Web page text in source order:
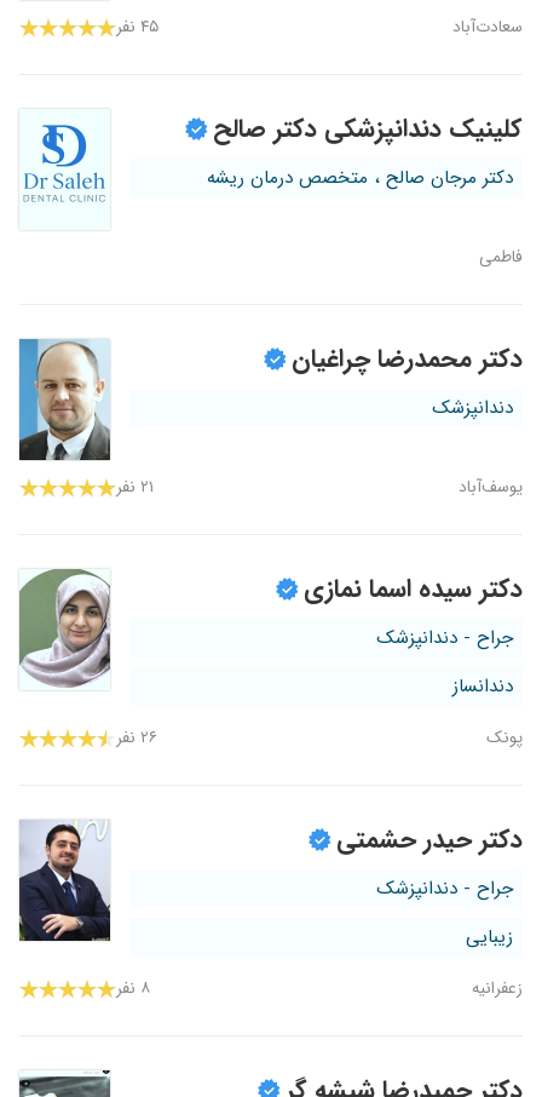
سعادت‌آباد ۴۵ نفر
کلینیک دندانپزشکی دکتر صالح
دکتر مرجان صالح ، متخصص درمان ریشه
فاطمی
دکتر محمدرضا چراغیان
دندانپزشک
یوسف‌آباد ۲۱ نفر
دکتر سیده اسما نمازی
جراح - دندانپزشک
دندانساز
پونک ۲۶ نفر
دکتر حیدر حشمتی
جراح - دندانپزشک
زیبایی
زعفرانیه ۸ نفر